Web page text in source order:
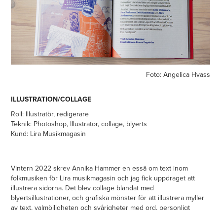
Foto: Angelica Hvass
ILLUSTRATION/COLLAGE
Roll: Illustratör, redigerare
Teknik: Photoshop, Illustrator, collage, blyerts
Kund: Lira Musikmagasin
Vintern 2022 skrev Annika Hammer en essä om text inom
folkmusiken för Lira musikmagasin och jag fick uppdraget att
illustrera sidorna. Det blev collage blandat med
blyertsillustrationer, och grafiska mönster för att illustrera myller
av text, valmöjligheten och svårigheter med ord, personligt